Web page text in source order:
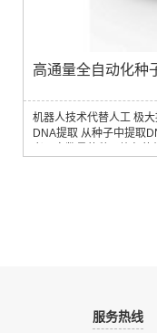
高通量全自动化
机器人技术代替人工 极
DNA提取 从种子中提取
服务热线